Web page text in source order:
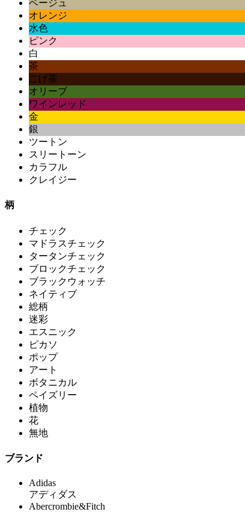
ベージュ
オレンジ
水色
ピンク
白
茶
こげ茶
オリーブ
ワインレッド
金
銀
ツートン
スリートーン
カラフル
クレイジー
柄
チェック
マドラスチェック
タータンチェック
ブロックチェック
ブラックウォッチ
ネイティブ
総柄
迷彩
エスニック
ピカソ
ポップ
アート
ボタニカル
ペイズリー
植物
花
無地
ブランド
Adidas
アディダス
Abercrombie&Fitch